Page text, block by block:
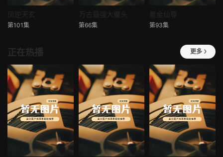
凤逆天玄
凤逆天玄
第101集
万古最强大魔头
万古最强大魔头
第66集
氪金仙尊
氪金仙尊
第93集
正在热播 更多